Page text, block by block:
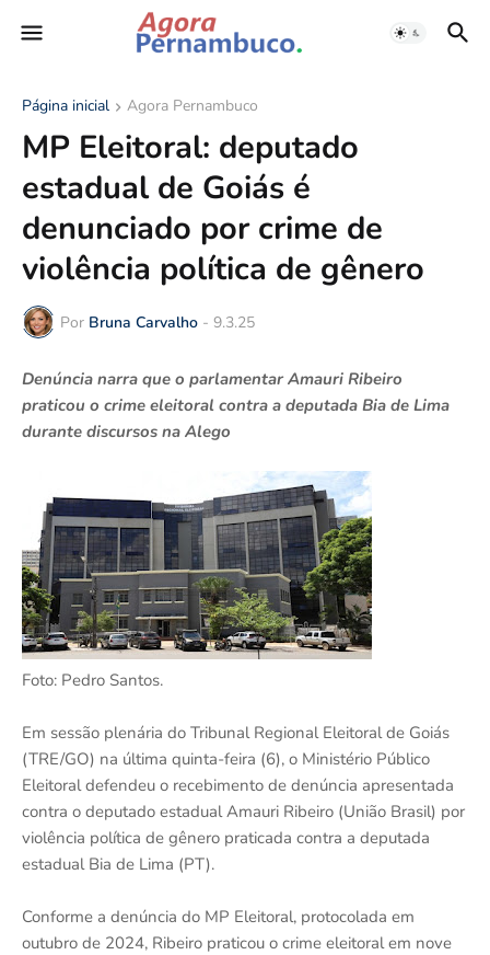
Página inicial Agora Pernambuco
MP Eleitoral: deputado
estadual de Goiás é
denunciado por crime de
violência política de gênero
Por Bruna Carvalho - 9.3.25
Denúncia narra que o parlamentar Amauri Ribeiro
praticou o crime eleitoral contra a deputada Bia de Lima
durante discursos na Alego
Foto: Pedro Santos.
Em sessão plenária do Tribunal Regional Eleitoral de Goiás
(TRE/GO) na última quinta-feira (6), o Ministério Público
Eleitoral defendeu o recebimento de denúncia apresentada
contra o deputado estadual Amauri Ribeiro (União Brasil) por
violência política de gênero praticada contra a deputada
estadual Bia de Lima (PT).
Conforme a denúncia do MP Eleitoral, protocolada em
outubro de 2024, Ribeiro praticou o crime eleitoral em nove